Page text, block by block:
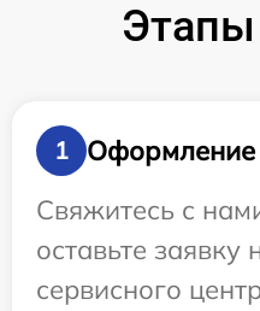
1
Оформление
Свяжитесь с
оставьте заявку
сервисного